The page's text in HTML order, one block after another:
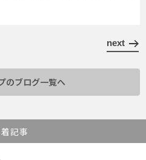
next
のブログ一覧へ
記事